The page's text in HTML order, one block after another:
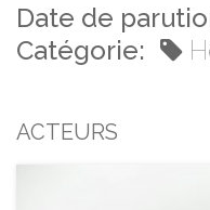
Date de
Catégorie:
ACTEURS